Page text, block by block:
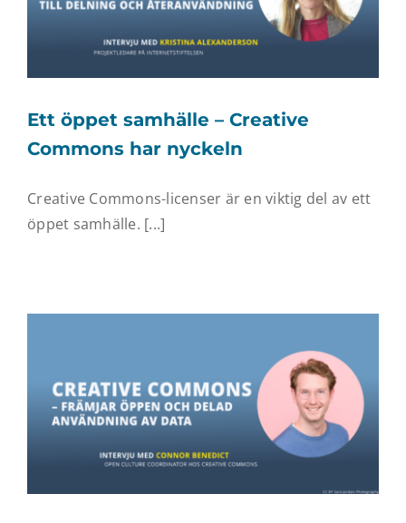
Ett öppet samhälle – Creative
Commons har nyckeln
Creative Commons-licenser är en viktig del av ett
öppet samhälle. [...]